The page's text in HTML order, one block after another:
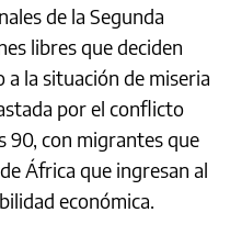
de la Segunda
libres que deciden
la situación de miseria
por el conflicto
90, con migrantes que
África que ingresan al
económica.